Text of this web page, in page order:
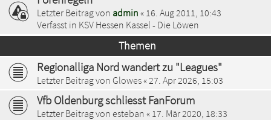
Letzter Beitrag von admin « 16. Aug 2011, 10:43
Verfasst in KSV Hessen Kassel - Die Löwen
Themen
Regionalliga Nord wandert zu "Leagues"
Letzter Beitrag von Glowes« 27. Apr 2026, 15:03
Vfb Oldenburg schliesst FanForum
Letzter Beitrag von esteban « 17. Mär 2020, 18:33